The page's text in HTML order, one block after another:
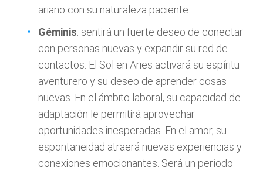
ariano con su naturaleza paciente
Géminis: sentirá un fuerte deseo de conectar
con personas nuevas y expandir su red de
contactos. El Sol en Aries activará su espíritu
aventurero y su deseo de aprender cosas
nuevas. En el ámbito laboral, su capacidad de
adaptación le permitirá aprovechar
oportunidades inesperadas. En el amor, su
espontaneidad atraerá nuevas experiencias y
conexiones emocionantes. Será un período